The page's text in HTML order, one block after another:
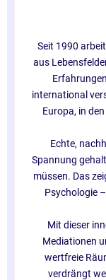
Seit 1990
aus
international
Europa, in
Echte,
Spannung
müssen. Das
Psychologie
Mit dieser
Mediationen
wertfreie
verdrängt